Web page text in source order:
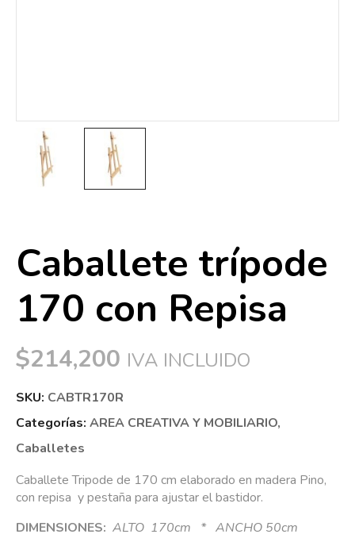
Caballete trípode
170 con Repisa
$214,200 IVA INCLUIDO
SKU: CABTR170R
Categorías: AREA CREATIVA Y MOBILIARIO,
Caballetes
Caballete Tripode de 170 cm elaborado en madera Pino,
con repisa y pestaña para ajustar el bastidor.
DIMENSIONES: ALTO 170cm * ANCHO 50cm